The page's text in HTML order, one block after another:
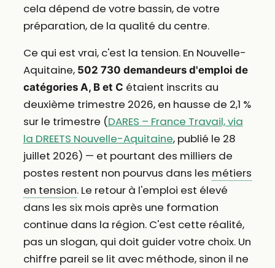
cela dépend de votre bassin, de votre
préparation, de la qualité du centre.
Ce qui est vrai, c'est la tension. En Nouvelle-
Aquitaine, 502 730 demandeurs d'emploi de
catégories A, B et C étaient inscrits au
deuxième trimestre 2026, en hausse de 2,1 %
sur le trimestre (DARES – France Travail, via
la DREETS Nouvelle-Aquitaine, publié le 28
juillet 2026) — et pourtant des milliers de
postes restent non pourvus dans les métiers
en tension. Le retour à l'emploi est élevé
dans les six mois après une formation
continue dans la région. C'est cette réalité,
pas un slogan, qui doit guider votre choix. Un
chiffre pareil se lit avec méthode, sinon il ne